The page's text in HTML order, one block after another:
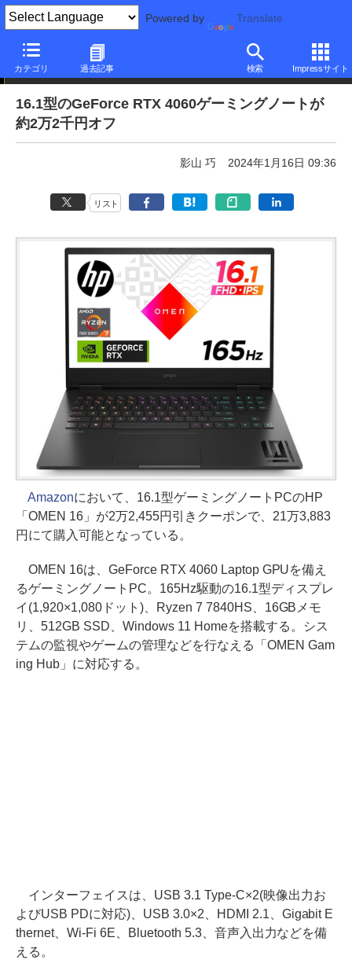
Powered by Translate
カテゴリ 過去記事 検索 Impressサイト
本日みつけたお買い得品
16.1型のGeForce RTX 4060ゲーミングノートが
約2万2千円オフ
影山 巧 2024年1月16日 09:36
リスト
Amazonにおいて、16.1型ゲーミングノートPCのHP
「OMEN 16」が2万2,455円引きクーポンで、21万3,883
円にて購入可能となっている。
OMEN 16は、GeForce RTX 4060 Laptop GPUを備え
るゲーミングノートPC。165Hz駆動の16.1型ディスプレ
イ(1,920×1,080ドット)、Ryzen 7 7840HS、16GBメモ
リ、512GB SSD、Windows 11 Homeを搭載する。シス
テムの監視やゲームの管理などを行なえる「OMEN Gam
ing Hub」に対応する。
インターフェイスは、USB 3.1 Type-C×2(映像出力お
よびUSB PDに対応)、USB 3.0×2、HDMI 2.1、Gigabit E
thernet、Wi-Fi 6E、Bluetooth 5.3、音声入出力などを備
える。